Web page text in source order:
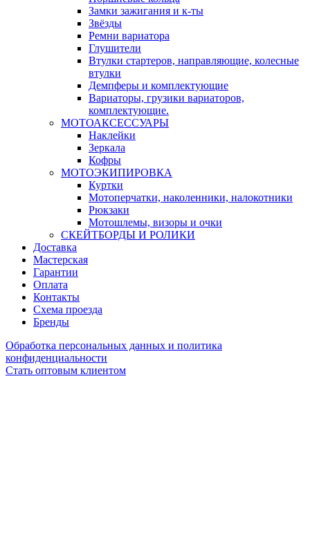
Замки зажигания и к-ты
Звёзды
Ремни вариатора
Глушители
Втулки стартеров, направляющие, колесные
втулки
Демпферы и комплектующие
Вариаторы, грузики вариаторов,
комплектующие.
МОТОАКСЕССУАРЫ
Наклейки
Зеркала
Кофры
МОТОЭКИПИРОВКА
Куртки
Мотоперчатки, наколенники, налокотники
Рюкзаки
Мотошлемы, визоры и очки
СКЕЙТБОРДЫ И РОЛИКИ
Доставка
Мастерская
Гарантии
Оплата
Контакты
Схема проезда
Бренды
Обработка персональных данных и политика
конфиденциальности
Стать оптовым клиентом